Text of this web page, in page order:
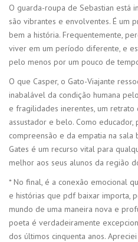
O guarda-roupa de Sebastian está
são vibrantes e envolventes. É um
bem a história. Frequentemente,
viver em um período diferente, e
pelo menos por um pouco de
O que Casper, o Gato-Viajante
inabalável da condição humana
e fragilidades inerentes, um
assustador e belo. Como
compreensão e da empatia na
Gates é um recurso vital para
melhor aos seus alunos da região
* No final, é a conexão emocional
e histórias que pdf baixar importa,
mundo de uma maneira nova e
poeta é verdadeiramente
dos últimos cinquenta anos.